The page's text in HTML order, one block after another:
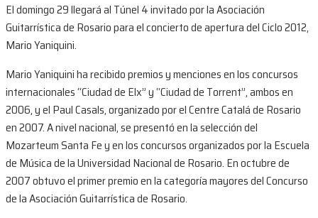
El domingo 29 llegará al Túnel 4 invitado por la Asociación
Guitarrística de Rosario para el concierto de apertura del Ciclo 2012,
Mario Yaniquini.
Mario Yaniquini ha recibido premios y menciones en los concursos
internacionales “Ciudad de Elx” y “Ciudad de Torrent”, ambos en
2006, y el Paul Casals, organizado por el Centre Catalá de Rosario
en 2007. A nivel nacional, se presentó en la selección del
Mozarteum Santa Fe y en los concursos organizados por la Escuela
de Música de la Universidad Nacional de Rosario. En octubre de
2007 obtuvo el primer premio en la categoría mayores del Concurso
de la Asociación Guitarrística de Rosario.